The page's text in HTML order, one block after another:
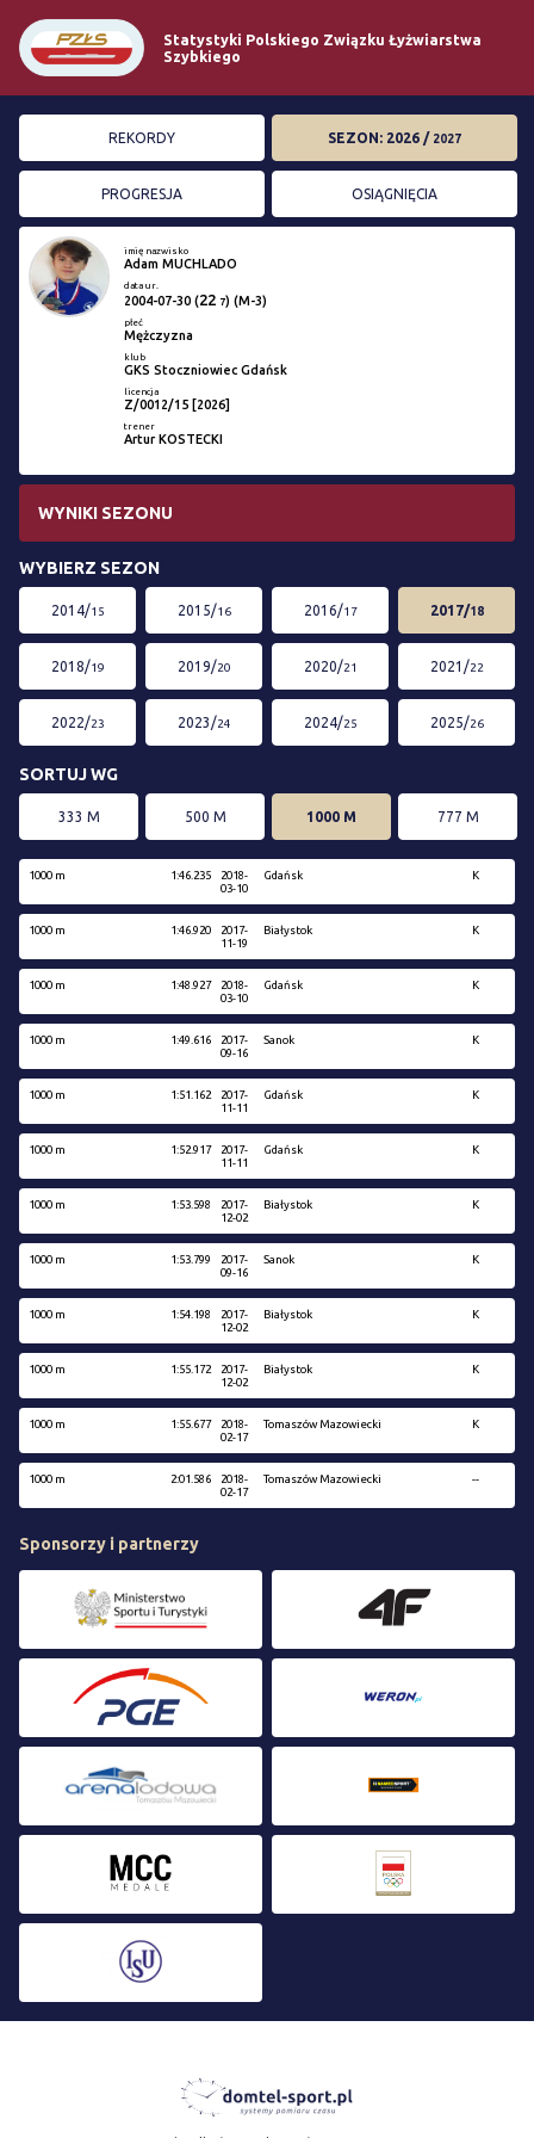
Statystyki Polskiego Związku Łyżwiarstwa
Szybkiego
REKORDY SEZON: 2026 / 2027
PROGRESJA OSIĄGNIĘCIA
imię nazwisko
Adam MUCHLADO
data ur.
2004-07-30 (22 7) (M-3)
płeć
Mężczyzna
klub
GKS Stoczniowiec Gdańsk
licencja
Z/0012/15 [2026]
trener
Artur KOSTECKI
WYNIKI SEZONU
WYBIERZ SEZON
2014/15 2015/16 2016/17 2017/18
2018/19 2019/20 2020/21 2021/22
2022/23 2023/24 2024/25 2025/26
SORTUJ WG
333 M 500 M 1000 M 777 M
1000 m 1:46.235
2018-
03-10
Gdańsk K
1000 m 1:46.920
2017-
11-19
Białystok K
1000 m 1:48.927
2018-
03-10
Gdańsk K
1000 m 1:49.616
2017-
09-16
Sanok K
1000 m 1:51.162
2017-
11-11
Gdańsk K
1000 m 1:52.917
2017-
11-11
Gdańsk K
1000 m 1:53.598
2017-
12-02
Białystok K
1000 m 1:53.799
2017-
09-16
Sanok K
1000 m 1:54.198
2017-
12-02
Białystok K
1000 m 1:55.172
2017-
12-02
Białystok K
1000 m 1:55.677
2018-
02-17
Tomaszów Mazowiecki K
1000 m 2:01.586
2018-
02-17
Tomaszów Mazowiecki --
Sponsorzy i partnerzy